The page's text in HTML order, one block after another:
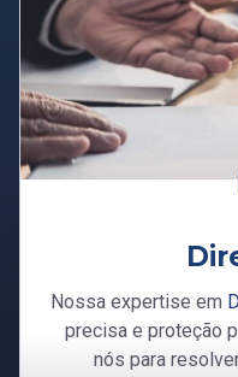
Nossa expertise em
precisa e proteção
nós para